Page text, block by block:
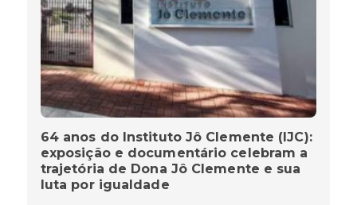
64 anos do Instituto Jô Clemente (IJC):
exposição e documentário celebram a
trajetória de Dona Jô Clemente e sua
luta por igualdade